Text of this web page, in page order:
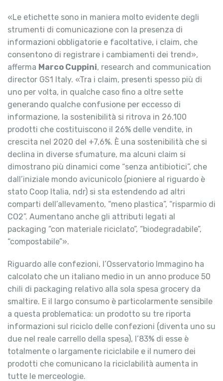
«Le etichette sono in maniera molto evidente degli
strumenti di comunicazione con la presenza di
informazioni obbligatorie e facoltative, i claim, che
consentono di registrare i cambiamenti dei trend»,
afferma Marco Cuppini, research and communication
director GS1 Italy. «Tra i claim, presenti spesso più di
uno per volta, in qualche caso fino a oltre sette
generando qualche confusione per eccesso di
informazione, la sostenibilità si ritrova in 26.100
prodotti che costituiscono il 26% delle vendite, in
crescita nel 2020 del +7,6%. È una sostenibilità che si
declina in diverse sfumature, ma alcuni claim si
dimostrano più dinamici come “senza antibiotici”, che
dall’iniziale mondo avicunicolo (pioniere al riguardo è
stato Coop Italia, ndr) si sta estendendo ad altri
comparti dell’allevamento, “meno plastica”, “risparmio di
CO2”. Aumentano anche gli attributi legati al
packaging “con materiale riciclato”, “biodegradabile”,
“compostabile”».
Riguardo alle confezioni, l’Osservatorio Immagino ha
calcolato che un italiano medio in un anno produce 50
chili di packaging relativo alla sola spesa grocery da
smaltire. E il largo consumo è particolarmente sensibile
a questa problematica: un prodotto su tre riporta
informazioni sul riciclo delle confezioni (diventa uno su
due nel reale carrello della spesa), l’83% di esse è
totalmente o largamente riciclabile e il numero dei
prodotti che comunicano la riciclabilità aumenta in
tutte le merceologie.